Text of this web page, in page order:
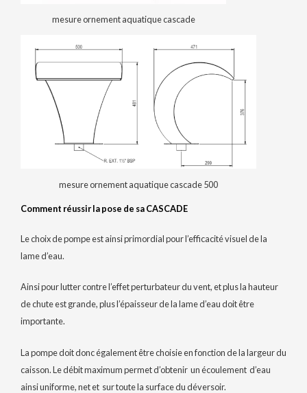
mesure ornement aquatique cascade
mesure ornement aquatique cascade 500
Comment réussir la pose de sa CASCADE
Le choix de pompe est ainsi primordial pour l’efficacité visuel de la
lame d’eau.
Ainsi pour lutter contre l’effet perturbateur du vent, et plus la hauteur
de chute est grande, plus l’épaisseur de la lame d’eau doit être
importante.
La pompe doit donc également être choisie en fonction de la largeur du
caisson. Le débit maximum permet d’obtenir un écoulement d’eau
ainsi uniforme, net et sur toute la surface du déversoir.